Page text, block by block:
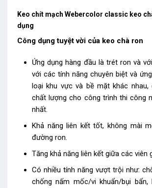
Keo chít mạch Webercolor classic keo
dụng
Công dụng tuyệt vời của keo chà ron
Ứng dụng hàng đầu là trét ron và
với các tính năng chuyên biệt và
loại khu vực và bề mặt khác
chất lượng cho công trình thi công
nhất.
Khả năng liên kết tốt, không mài
đường ron.
Tăng khả năng liên kết giữa các viên
Có nhiều tính năng vượt trội như:
chống nấm mốc/vi khuẩn/bụi bẩn,